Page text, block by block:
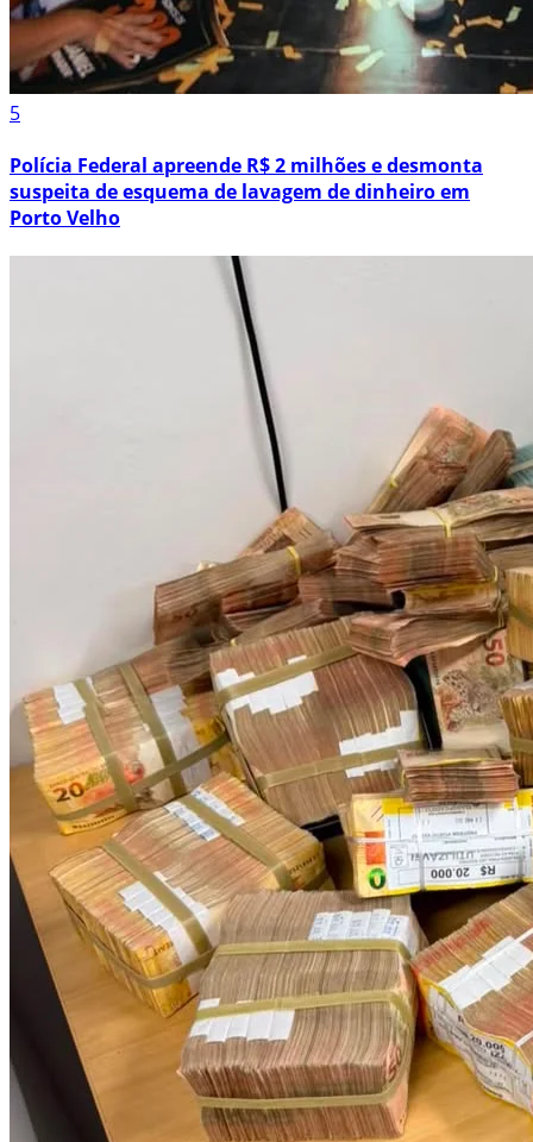
5
Polícia Federal apreende R$ 2 milhões e desmonta
suspeita de esquema de lavagem de dinheiro em
Porto Velho